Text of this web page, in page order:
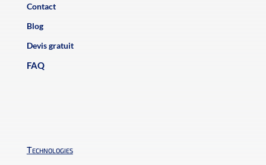
Contact
Blog
Devis gratuit
FAQ
Technologies